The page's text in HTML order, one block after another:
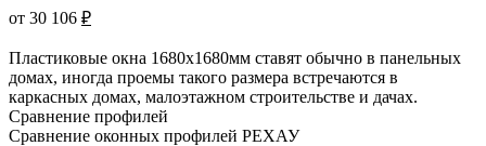
от 30 106 ₽
Пластиковые окна 1680х1680мм ставят обычно в панельных
домах, иногда проемы такого размера встречаются в
каркасных домах, малоэтажном строительстве и дачах.
Сравнение профилей
Сравнение оконных профилей РЕХАУ